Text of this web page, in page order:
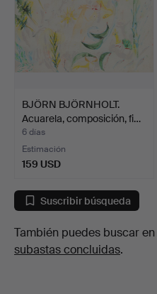
BJÖRN BJÖRNHOLT.
Acuarela, composición, fi…
6 días
Estimación
159 USD
Suscribir búsqueda
También puedes buscar en
subastas concluidas.